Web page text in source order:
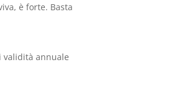
è forte. Basta
validità annuale